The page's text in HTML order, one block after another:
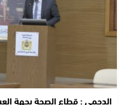
الدحمي : قطاع الصحة بجهة